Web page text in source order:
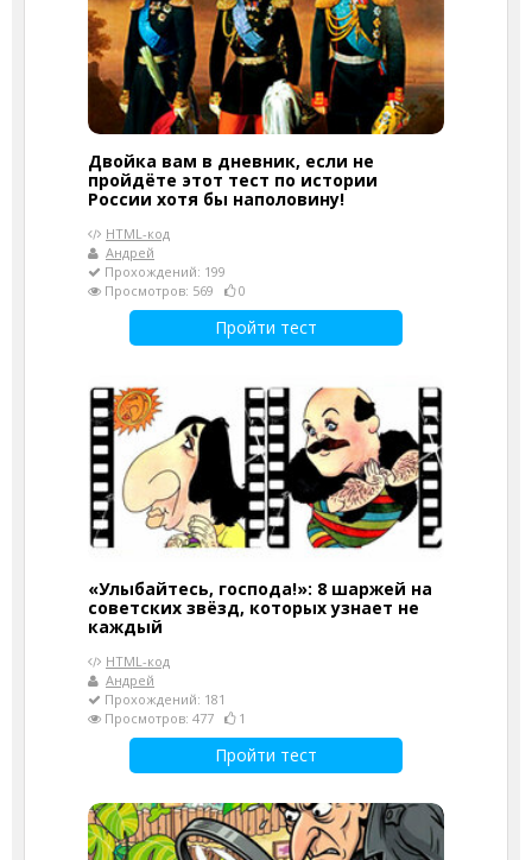
Двойка вам в дневник, если не
пройдёте этот тест по истории
России хотя бы наполовину!
HTML-код
Андрей
Прохождений: 199
Просмотров: 569
0
Пройти тест
«Улыбайтесь, господа!»: 8 шаржей на
советских звёзд, которых узнает не
каждый
HTML-код
Андрей
Прохождений: 181
Просмотров: 477
1
Пройти тест